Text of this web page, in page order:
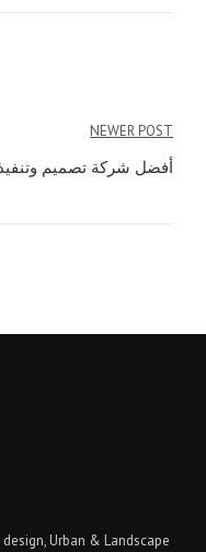
NEWER POST
أفضل شركة تصميم
Urban & Landscape